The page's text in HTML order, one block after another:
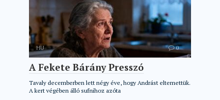
HU 0
A Fekete Bárány Presszó
Tavaly decemberben lett négy éve, hogy Andrást eltemettük.
A kert végében álló sufnihoz azóta